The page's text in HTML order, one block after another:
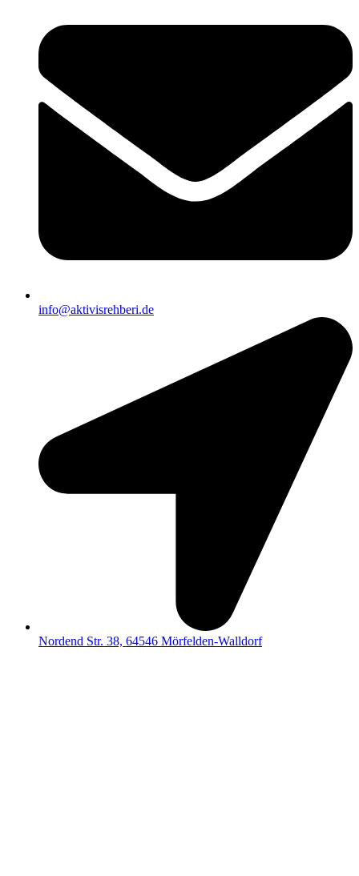
info@aktivisrehberi.de
Nordend Str. 38, 64546 Mörfelden-Walldorf